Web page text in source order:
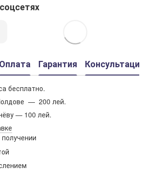
Оплата Гарантия Консультация
бесплатно.
— 200 лей.
— 100 лей.